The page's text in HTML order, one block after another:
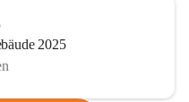
2025